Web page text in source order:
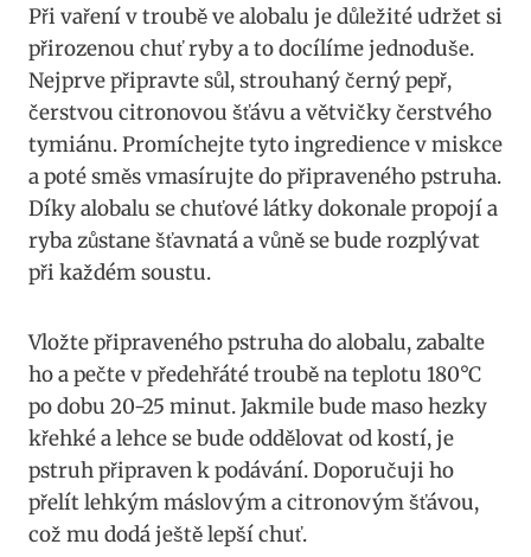
Při vaření v troubě ve alobalu je ⁣důležité udržet si
přirozenou chuť​ ryby​ a‍ to docílíme jednoduše.
Nejprve⁣ připravte sůl, strouhaný‌ černý ‍pepř,
čerstvou citronovou ⁤šťávu ⁢a větvičky čerstvého
tymiánu. Promíchejte ‍tyto ingredience v miskce
a poté směs vmasírujte‍ do připraveného pstruha.
⁤Díky alobalu se chuťové‍ látky dokonale propojí ‍a
ryba zůstane šťavnatá ⁤a vůně se ⁣bude ⁢rozplývat
při každém soustu.
Vložte připraveného pstruha do‌ alobalu, zabalte
ho a pečte v‌ předehřáté troubě na teplotu 180°C
⁣po⁤ dobu 20-25 minut. Jakmile bude maso hezky
křehké‌ a ‌lehce se⁣ bude oddělovat⁣ od ⁣kostí, je
pstruh připraven k ⁤podávání. ⁣Doporučuji ho
přelít‍ lehkým máslovým a​ citronovým ⁤šťávou,
což ‍mu dodá ⁢ještě ‍lepší chuť.